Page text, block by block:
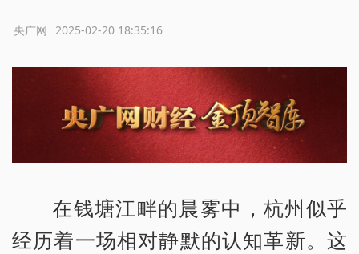
2025-02-20 18:35:16
央广网
在钱塘江畔的晨雾中，杭州似乎
经历着一场相对静默的认知革新。这